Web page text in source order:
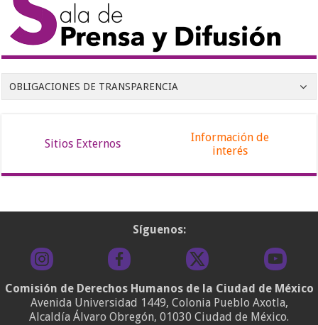
OBLIGACIONES DE TRANSPARENCIA
Sitios Externos
Información de
interés
Síguenos:
Comisión de Derechos Humanos de la Ciudad de México
Avenida Universidad 1449, Colonia Pueblo Axotla,
Alcaldía Álvaro Obregón, 01030 Ciudad de México.